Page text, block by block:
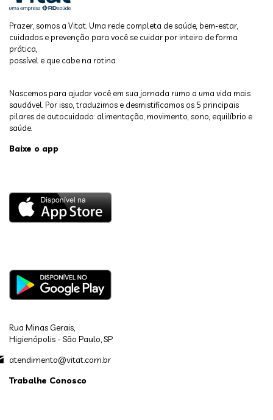
Prazer, somos a Vitat. Uma rede completa de saúde, bem-estar,
cuidados e prevenção para você se cuidar por inteiro de forma
prática,
possível e que cabe na rotina.
Nascemos para ajudar você em sua jornada rumo a uma vida mais
saudável. Por isso, traduzimos e desmistificamos os 5 principais
pilares de autocuidado: alimentação, movimento, sono, equilíbrio e
saúde.
Baixe o app
Rua Minas Gerais,
Higienópolis - São Paulo, SP
atendimento@vitat.com.br
Trabalhe Conosco